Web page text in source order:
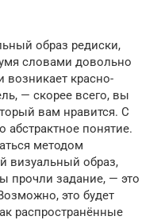
образ редиски,
словами довольно
возникает красно-
— скорее всего, вы
вам нравится. С
понятие.
методом
визуальный образ,
прочли задание, — это
это будет
распространённые